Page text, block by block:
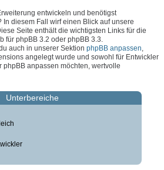
entwickeln und benötigst
diesem Fall wirf einen Blick auf unsere
Seite enthält die wichtigsten Links für die
für phpBB 3.2 oder phpBB 3.3.
auch in unserer Sektion phpBB anpassen
angelegt wurde und sowohl für Entwickler
phpBB anpassen möchten, wertvolle
Unterbereiche